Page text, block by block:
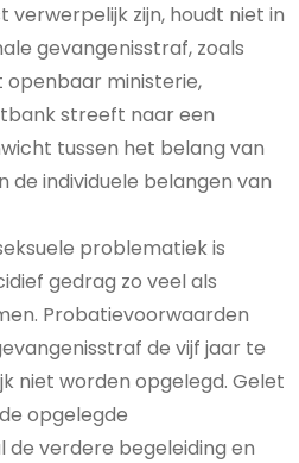
verwerpelijk zijn, houdt niet in
gevangenisstraf, zoals
ministerie,
streeft naar een
tussen het belang van
de individuele belangen van
problematiek is
gedrag zo veel als
Probatievoorwaarden
de vijf jaar te
niet worden opgelegd. Gelet
opgelegde
de verdere begeleiding en